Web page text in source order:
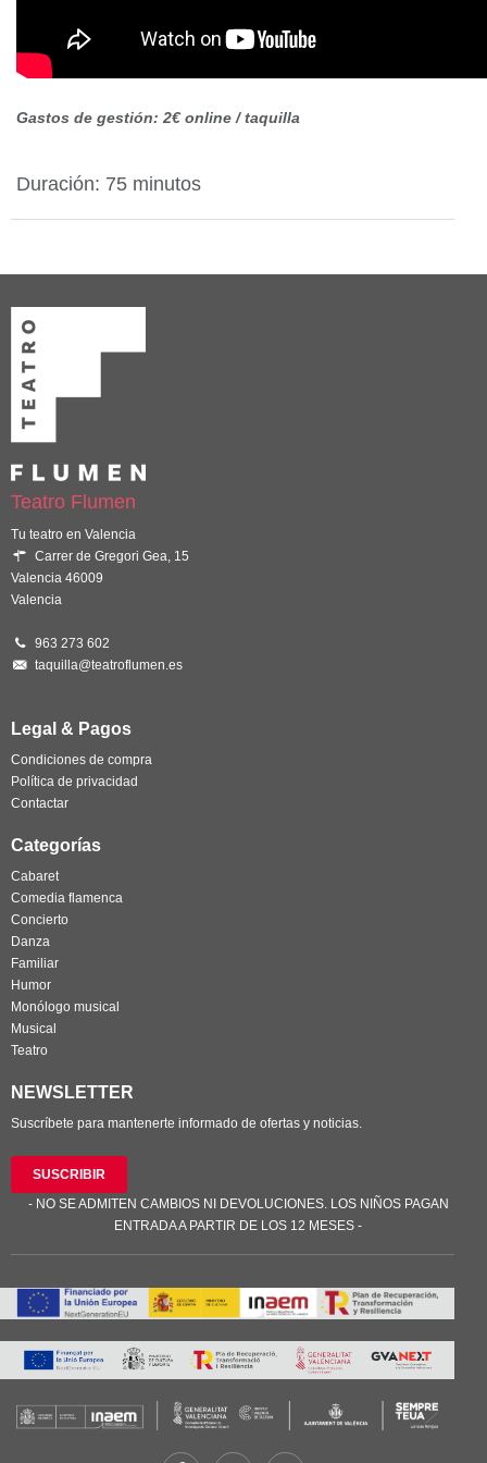
Gastos de gestión: 2€ online / taquilla
Duración: 75 minutos
Teatro Flumen
Tu teatro en Valencia
Carrer de Gregori Gea, 15
Valencia 46009
Valencia
963 273 602
taquilla@teatroflumen.es
Legal & Pagos
Condiciones de compra
Política de privacidad
Contactar
Categorías
Cabaret
Comedia flamenca
Concierto
Danza
Familiar
Humor
Monólogo musical
Musical
Teatro
NEWSLETTER
Suscríbete para mantenerte informado de ofertas y noticias.
SUSCRIBIR
- NO SE ADMITEN CAMBIOS NI DEVOLUCIONES. LOS NIÑOS PAGAN
ENTRADA A PARTIR DE LOS 12 MESES -